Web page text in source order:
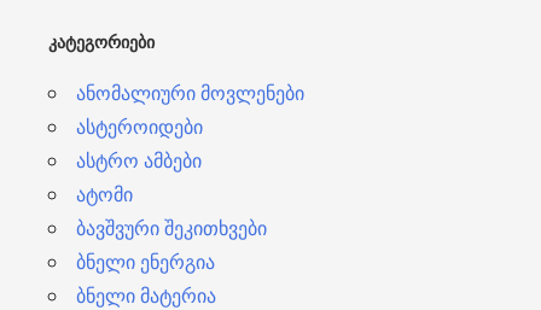
ᲙᲐᲢᲔᲒᲝᲠᲘᲔᲑᲘ
ანომალიური მოვლენები
ასტეროიდები
ასტრო ამბები
ატომი
ბავშვური შეკითხვები
ბნელი ენერგია
ბნელი მატერია